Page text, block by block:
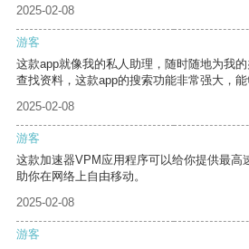
2025-02-08
游客
这款app就像我的私人助理，随时随地为我
查找资料，这款app的搜索功能非常强大，能
2025-02-08
游客
这款加速器VPM应用程序可以给你提供最高
助你在网络上自由移动。
2025-02-08
游客